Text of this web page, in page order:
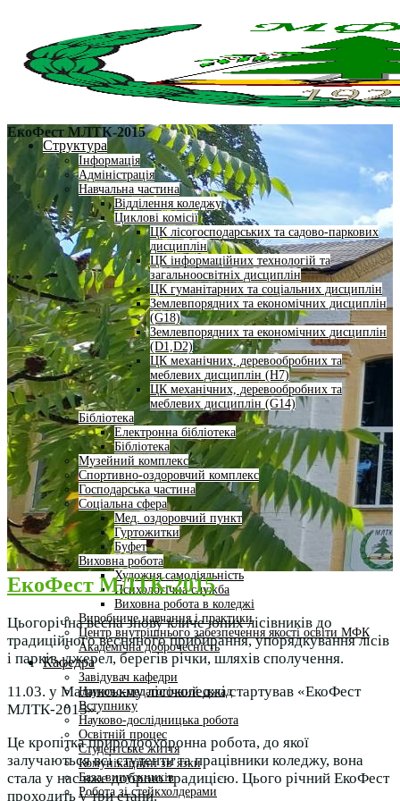
Структура
Інформація
Адміністрація
Навчальна частина
Відділення коледжу
Циклові комісії
ЦК лісогосподарських та садово-паркових
дисциплін
ЦК інформаційних технологій та
загальноосвітніх дисциплін
ЦК гуманітарних та соціальних дисциплін
Землевпорядних та економічних дисциплін
(G18)
Землевпорядних та економічних дисциплін
(D1,D2)
ЦК механічних, деревообробних та
меблевих дисциплін (H7)
ЦК механічних, деревообробних та
меблевих дисциплін (G14)
Бібліотека
Електронна бібліотека
Бібліотека
Музейний комплекс
Спортивно-оздоровчий комплекс
Господарська частина
Соціальна сфера
Мед. оздоровчий пункт
Гуртожитки
Буфет
Виховна робота
Художня самодіяльність
Психологічна служба
Виховна робота в коледжі
Виробниче навчання і практики
Центр внутрішнього забезпечення якості освіти МФК
Академічна доброчесність
Кафедра
Завідувач кафедри
Науково-педагогічний склад
Вступнику
Науково-дослідницька робота
Освітній процес
Студентське життя
Комунікаційні зв’язки
База випускників
Робота зі стейкхолдерами
ЕкоФест МЛТК-2015
ЕкоФест МЛТК-2015
Цьогорічна весна знову кличе юних лісівників до
традиційного весняного прибирання, упорядкування лісів
і парків, джерел, берегів річки, шляхів сполучення.
11.03. у Малинськму лісоколеджі стартував «ЕкоФест
МЛТК-2015».
Це кропітка природоохоронна робота, до якої
залучаються всі студенти та працівники коледжу, вона
стала у нас вже доброю традицією. Цього річний ЕкоФест
проходить у три етапи.